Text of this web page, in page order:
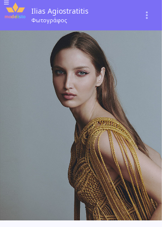
Ilias Agiostratitis
Φωτογράφος